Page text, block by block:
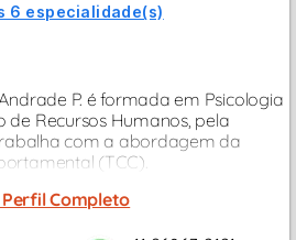
6 especialidade(s)
P. é formada em Psicologia
de Recursos Humanos, pela
com a abordagem da
(TCC).
Completo